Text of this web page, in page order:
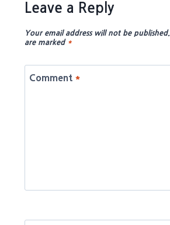
Leave a Reply
Your email address will not be published.
are marked *
Comment *